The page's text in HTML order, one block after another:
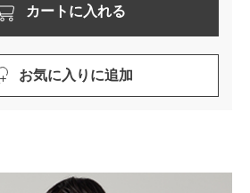
カートに入れる
お気に入りに追加